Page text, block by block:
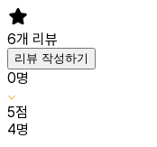
6개 리뷰
리뷰 작성하기
0명
5점
4명